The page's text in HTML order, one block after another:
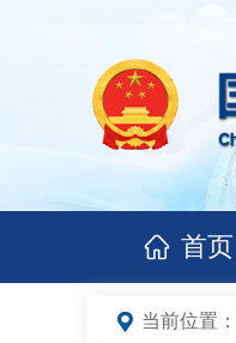
首页
当前位置：